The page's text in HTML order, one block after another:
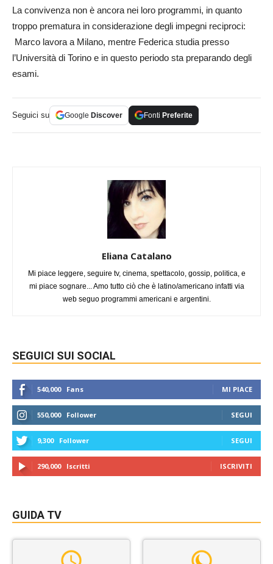
La convivenza non è ancora nei loro programmi, in quanto
troppo prematura in considerazione degli impegni reciproci:
Marco lavora a Milano, mentre Federica studia presso
l’Università di Torino e in questo periodo sta preparando degli
esami.
Seguici su Google Discover Fonti Preferite
Eliana Catalano
Mi piace leggere, seguire tv, cinema, spettacolo, gossip, politica, e
mi piace sognare... Amo tutto ciò che è latino/americano infatti via
web seguo programmi americani e argentini.
SEGUICI SUI SOCIAL
540,000 Fans MI PIACE
550,000 Follower SEGUI
9,300 Follower SEGUI
290,000 Iscritti ISCRIVITI
GUIDA TV